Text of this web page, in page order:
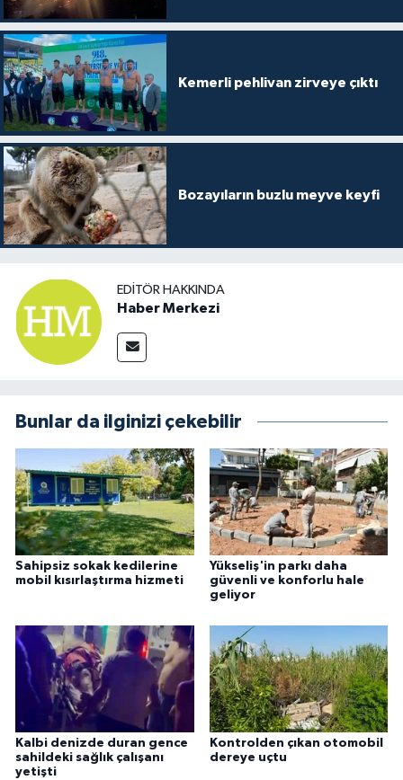
Kemerli pehlivan zirveye çıktı
Bozayıların buzlu meyve keyfi
EDITÖR HAKKINDA
Haber Merkezi
Bunlar da ilginizi çekebilir
Sahipsiz sokak kedilerine
mobil kısırlaştırma hizmeti
Yükseliş'in parkı daha
güvenli ve konforlu hale
geliyor
Kalbi denizde duran gence
sahildeki sağlık çalışanı
yetişti
Kontrolden çıkan otomobil
dereye uçtu